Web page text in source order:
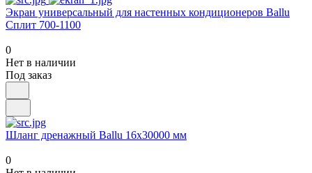
Экран универсальный для настенных кондиционеров Ballu
Сплит 700-1100
0
Нет в наличии
Под заказ
Шланг дренажный Ballu 16х30000 мм
0